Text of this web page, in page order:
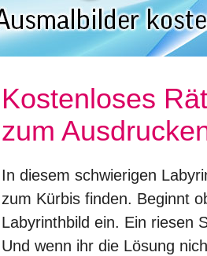
Kostenloses
zum
In diesem schwierigen
zum Kürbis finden. Beginnt
Labyrinthbild ein. Ein riesen
Und wenn ihr die Lösung